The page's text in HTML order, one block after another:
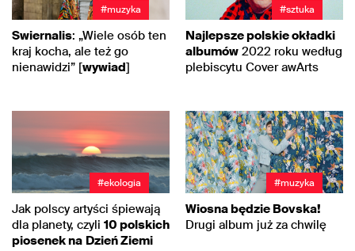
#muzyka
Swiernalis: „Wiele osób ten
kraj kocha, ale też go
nienawidzi” [wywiad]
#sztuka
Najlepsze polskie okładki
albumów 2022 roku według
plebiscytu Cover awArts
#ekologia
Jak polscy artyści śpiewają
dla planety, czyli 10 polskich
piosenek na Dzień Ziemi
#muzyka
Wiosna będzie Bovska!
Drugi album już za chwilę